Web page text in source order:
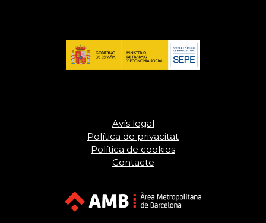
Avís legal
Política de privacitat
Política de cookies
Contacte